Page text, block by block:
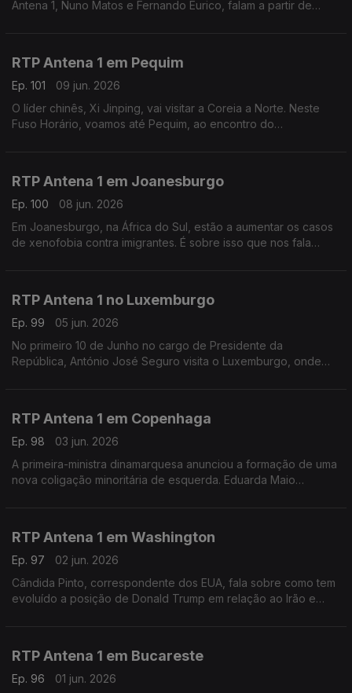
Antena 1, Nuno Matos e Fernando Eurico, falam a partir de
RTP Antena 1 em Pequim
Ep. 101
09 jun. 2026
O líder chinês, Xi Jinping, vai visitar a Coreia a Norte. Neste
Fuso Horário, voamos até Pequim, ao encontro do
RTP Antena 1 em Joanesburgo
Ep. 100
08 jun. 2026
Em Joanesburgo, na África do Sul, estão a aumentar os casos
de xenofobia contra imigrantes. É sobre isso que nos fala
RTP Antena 1 no Luxemburgo
Ep. 99
05 jun. 2026
No primeiro 10 de Junho no cargo de Presidente da
República, António José Seguro visita o Luxemburgo, onde
RTP Antena 1 em Copenhaga
Ep. 98
03 jun. 2026
A primeira-ministra dinamarquesa anunciou a formação de uma
nova coligação minoritária de esquerda. Eduarda Maio
RTP Antena 1 em Washington
Ep. 97
02 jun. 2026
Cândida Pinto, correspondente dos EUA, fala sobre como tem
evoluído a posição de Donald Trump em relação ao Irão e
RTP Antena 1 em Bucareste
Ep. 96 01 jun. 2026